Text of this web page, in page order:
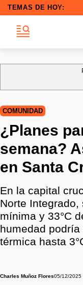
TEMAS DE HOY:
COMUNIDAD
¿Planes
semana?
en Santa
En la capital
Norte Integrado,
mínima y 33°C
humedad
térmica hasta
Charles Muñoz Flores05/12/2025